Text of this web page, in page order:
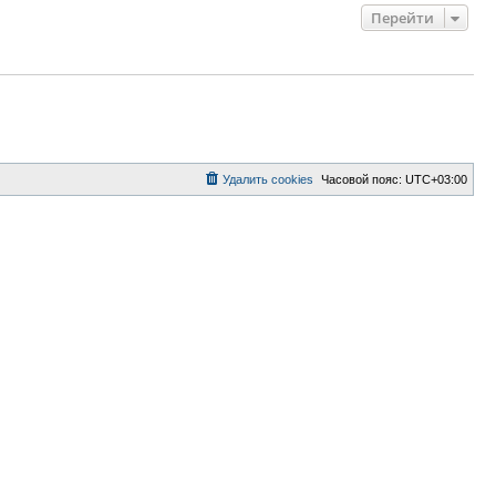
Перейти
Часовой пояс: UTC+03:00
Удалить cookies